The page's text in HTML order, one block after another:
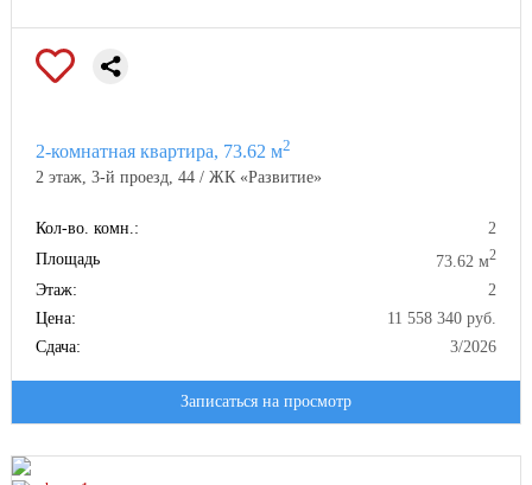
2-комнатная квартира, 73.62 м2
2 этаж, 3-й проезд, 44 / ЖК «Развитие»
Кол-во. комн.:
2
Площадь
73.62 м2
Этаж:
2
Цена:
11 558 340 руб.
Сдача:
3/2026
Записаться на просмотр